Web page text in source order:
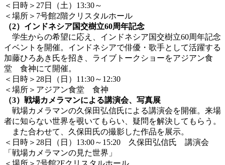
＜日時＞27日（土）13:30～
＜場所＞7号館2階クリスタルホール
（2）インドネシア国交樹立60周年記念
学生からの希望に応え、インドネシア国交樹立60周年記念
イベントを開催。インドネシアで俳優・歌手として活躍する
加藤ひろあき氏を招き、ライブトークショーをアジアン食
堂 食神にて開催。
＜日時＞28日（日）11:30～12:30
＜場所＞アジアン食堂 食神
（3）戦場カメラマンによる講演会、写真展
戦場カメラマンの久保田弘信氏による講演会を開催。来場
者に知らない世界を覗いてもらい、疑問を解決してもらう。
また合わせて、久保田氏の撮影した作品を展示。
＜日時＞28日（日）13:00～15:20 久保田弘信氏 講演会
「戦場カメラマンの見た世界」
＜場所＞7号館2Fクリスタルホール